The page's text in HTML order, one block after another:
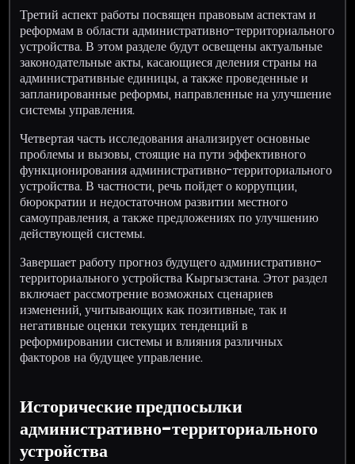
Третий аспект работы посвящен правовым аспектам и
реформам в области административно-территориального
устройства. В этом разделе будут освещены актуальные
законодательные акты, касающиеся деления страны на
административные единицы, а также проведенные и
запланированные реформы, направленные на улучшение
системы управления.
Четвертая часть исследования анализирует основные
проблемы и вызовы, стоящие на пути эффективного
функционирования административно-территориального
устройства. В частности, речь пойдет о коррупции,
бюрократии и недостаточном развитии местного
самоуправления, а также предложениях по улучшению
действующей системы.
Завершает работу прогноз будущего административно-
территориального устройства Кыргызстана. Этот раздел
включает рассмотрение возможных сценариев
изменений, учитывающих как позитивные, так и
негативные оценки текущих тенденций в
реформировании системы и влияния различных
факторов на будущее управление.
Исторические предпосылки
административно-территориального
устройства